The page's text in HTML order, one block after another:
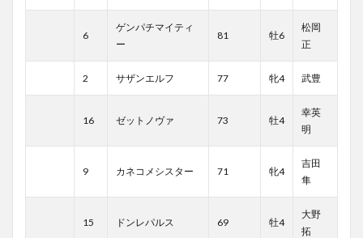
6
ゲンパチマイティ
ー
81 牡6
松岡
正
2 サザンエルフ 77 牝4 武豊
16 ゼットノヴァ 73 牡4
幸英
明
9 カネコメシスター 71 牝4
吉田
隼
15 ドンレパルス 69 牡4
大野
拓